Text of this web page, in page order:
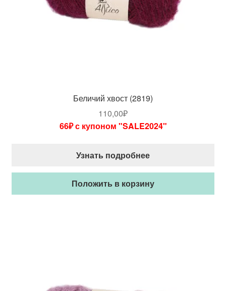
Беличий хвост (2819)
110,00₽
66₽ с купоном "SALE2024"
Узнать подробнее
Положить в корзину